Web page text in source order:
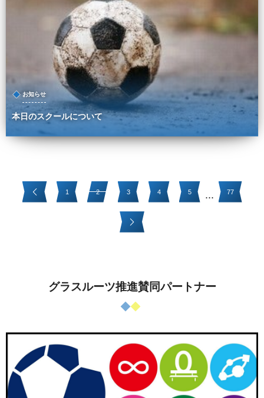
お知らせ
本日のスクールについて
1 2 3 4 5 ... 77
グラスルーツ推進賛同パートナー